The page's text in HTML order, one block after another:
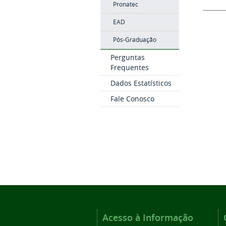
Pronatec
EAD
Pós-Graduação
Perguntas
Frequentes
Dados Estatísticos
Fale Conosco
Acesso à Informação